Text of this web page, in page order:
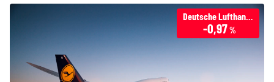
Deutsche Lufthansa
-0,97 %